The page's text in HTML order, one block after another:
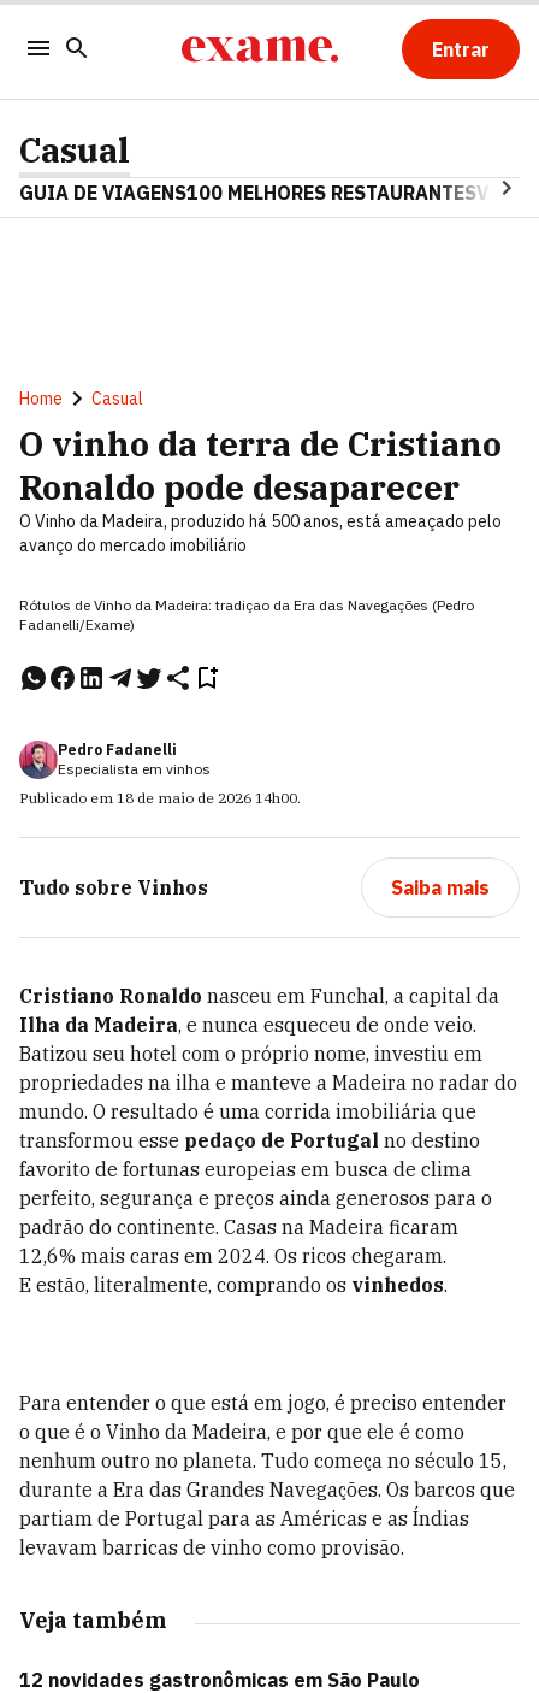
Entrar
Casual
GUIA DE VIAGENS100 MELHORES RESTAURANTES
Home Casual
O vinho da terra de Cristiano
Ronaldo pode desaparecer
O Vinho da Madeira, produzido há 500 anos, está ameaçado pelo
avanço do mercado imobiliário
Rótulos de Vinho da Madeira: tradiçao da Era das Navegações (Pedro
Fadanelli/Exame)
Pedro Fadanelli
Especialista em vinhos
Publicado em 18 de maio de 2026 14h00.
Tudo sobre Vinhos Saiba mais
Cristiano Ronaldo nasceu em Funchal, a capital da
Ilha da Madeira, e nunca esqueceu de onde veio.
Batizou seu hotel com o próprio nome, investiu em
propriedades na ilha e manteve a Madeira no radar do
mundo. O resultado é uma corrida imobiliária que
transformou esse pedaço de Portugal no destino
favorito de fortunas europeias em busca de clima
perfeito, segurança e preços ainda generosos para o
padrão do continente. Casas na Madeira ficaram
12,6% mais caras em 2024. Os ricos chegaram.
E estão, literalmente, comprando os vinhedos.
Para entender o que está em jogo, é preciso entender
o que é o Vinho da Madeira, e por que ele é como
nenhum outro no planeta. Tudo começa no século 15,
durante a Era das Grandes Navegações. Os barcos que
partiam de Portugal para as Américas e as Índias
levavam barricas de vinho como provisão.
Veja também
12 novidades gastronômicas em São Paulo